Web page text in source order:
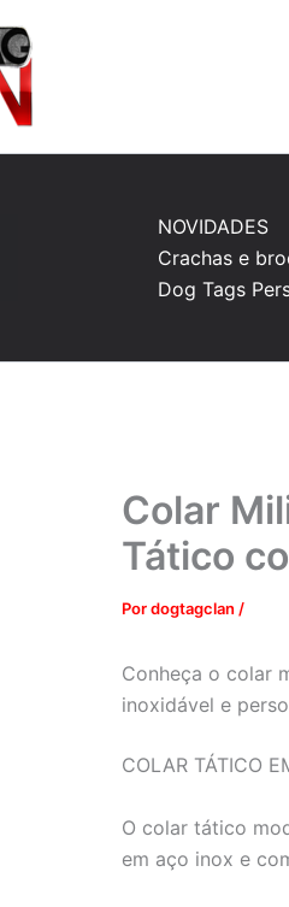
NOVIDADES
Crachas e
Dog Tags
Colar
Tático
Pordogtagclan /
Conheça o colar
inoxidável e
COLAR TÁTICO
O colar tático
em aço inox e